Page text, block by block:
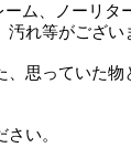
ム、ノーリタ
れ等がござい
思っていた
い。